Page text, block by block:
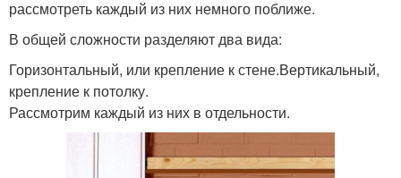
рассмотреть каждый из них немного поближе.
В общей сложности разделяют два вида:
Горизонтальный, или крепление к стене.Вертикальный,
крепление к потолку.
Рассмотрим каждый из них в отдельности.